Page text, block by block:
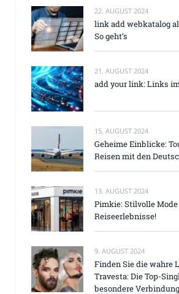
22. AUGUST 2024
link add webkatalog
So geht’s
21. AUGUST 2024
add your link: Links
15. AUGUST 2024
Geheime Einblicke:
Reisen mit den
13. AUGUST 2024
Pimkie: Stilvolle
Reiseerlebnisse!
9. AUGUST 2024
Finden Sie die wahre
Travesta: Die Top-
besondere